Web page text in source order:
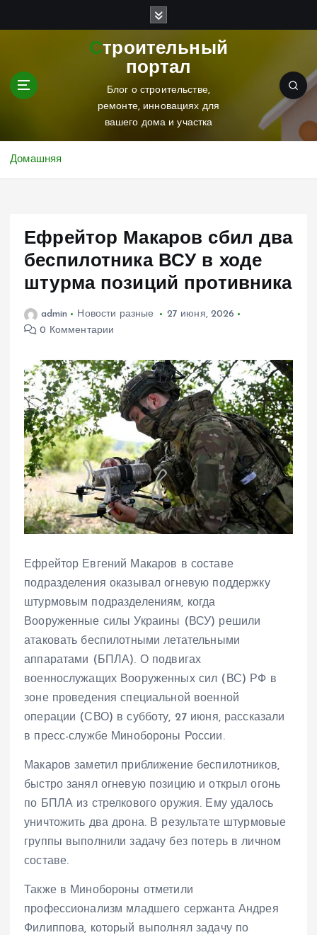
Строительный
портал
Блог о строительстве,
ремонте, инновациях для
вашего дома и участка
Домашняя
Ефрейтор Макаров сбил два
беспилотника ВСУ в ходе
штурма позиций противника
admin Новости разные
27 июня, 2026
0 Комментарии
Ефрейтор Евгений Макаров в составе
подразделения оказывал огневую поддержку
штурмовым подразделениям, когда
Вооруженные силы Украины (ВСУ) решили
атаковать беспилотными летательными
аппаратами (БПЛА). О подвигах
военнослужащих Вооруженных сил (ВС) РФ в
зоне проведения специальной военной
операции (СВО) в субботу, 27 июня, рассказали
в пресс-службе Минобороны России.
Макаров заметил приближение беспилотников,
быстро занял огневую позицию и открыл огонь
по БПЛА из стрелкового оружия. Ему удалось
уничтожить два дрона. В результате штурмовые
группы выполнили задачу без потерь в личном
составе.
Также в Минобороны отметили
профессионализм младшего сержанта Андрея
Филиппова, который выполнял задачу по